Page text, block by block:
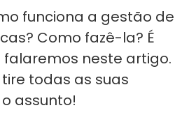
funciona a gestão de
Como fazê-la? É
falaremos neste artigo.
todas as suas
assunto!